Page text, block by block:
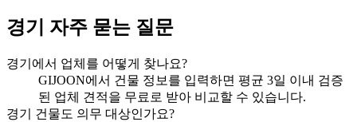
경기 자주 묻는 질문
경기에서 업체를 어떻게 찾나요?
GIJOON에서 건물 정보를 입력하면 평균 3일 이내 검증
된 업체 견적을 무료로 받아 비교할 수 있습니다.
경기 건물도 의무 대상인가요?